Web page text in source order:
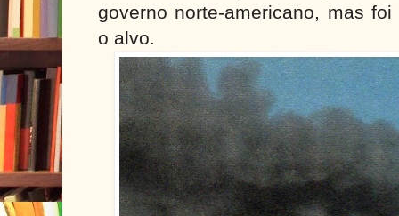
governo norte-americano, mas
o alvo.